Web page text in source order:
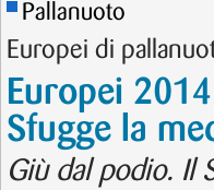
Pallanuoto
Europei di
Europei
Sfugge la
Giù dal podio. Il